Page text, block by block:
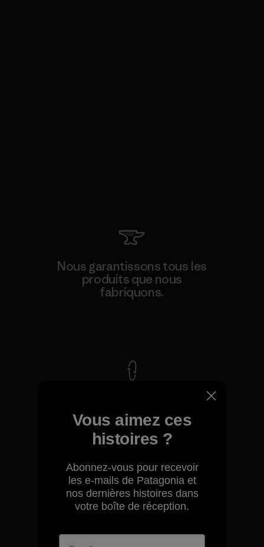
Nous garantissons tous les
produits que nous
fabriquons.
responsabilité de notre
impact.
Nous soutenons l'activisme
Vous aimez ces
histoires ?
Abonnez-vous pour recevoir
les e-mails de Patagonia et
nos dernières histoires dans
votre boîte de réception.